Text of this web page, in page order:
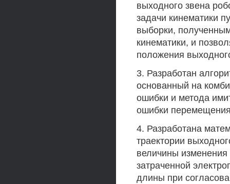
выходного звена
задачи кинематики
выборки,
кинематики, и
положения
3. Разработан
основанный на
ошибки и метода
ошибки
4. Разработана
траектории
величины
затраченной
длины при